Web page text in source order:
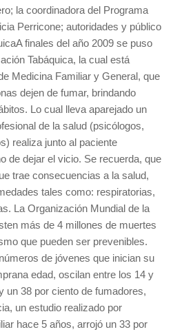
la coordinadora del Programa
Perricone; autoridades y público
finales del año 2009 se puso
Tabáquica, la cual está
Medicina Familiar y General, que
dejen de fumar, brindando
Lo cual lleva aparejado un
de la salud (psicólogos,
realiza junto al paciente
de dejar el vicio. Se recuerda, que
trae consecuencias a la salud,
tales como: respiratorias,
La Organización Mundial de la
más de 4 millones de muertes
que pueden ser prevenibles.
de jóvenes que inician su
edad, oscilan entre los 14 y
un 38 por ciento de fumadores,
un estudio realizado por
hace 5 años, arrojó un 33 por